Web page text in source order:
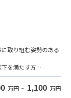
取り組む姿勢のある
を満たす方
る方
万円 ~ 1,100 万円